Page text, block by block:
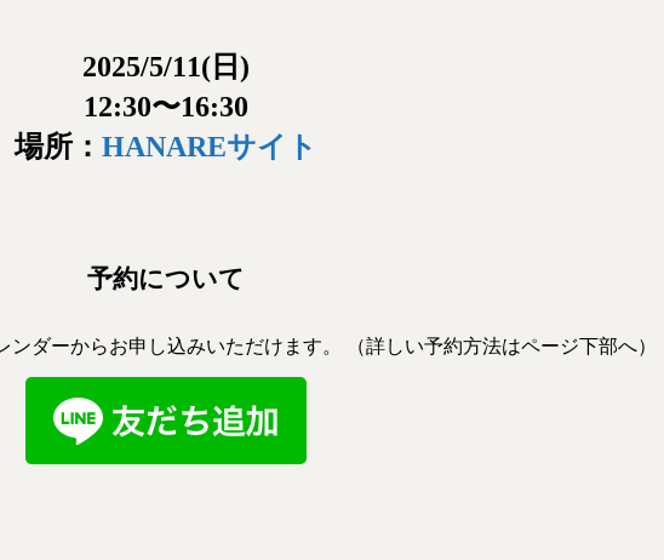
2025/5/11(日)
12:30〜16:30
場所： HANAREサイト
予約について
ダーからお申し込みいただけます。 （詳しい予約方法はページ下部へ）